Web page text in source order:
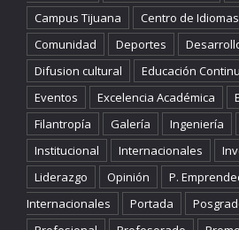
Campus Tijuana
Centro de Idiomas
Comunidad
Deportes
Difusion cultural
Educación
Eventos
Excelencia Académica
Filantropía
Galería Ingeniería
Institucional
Internacionales
Liderazgo
Opinión P.
Internacionales
Portada